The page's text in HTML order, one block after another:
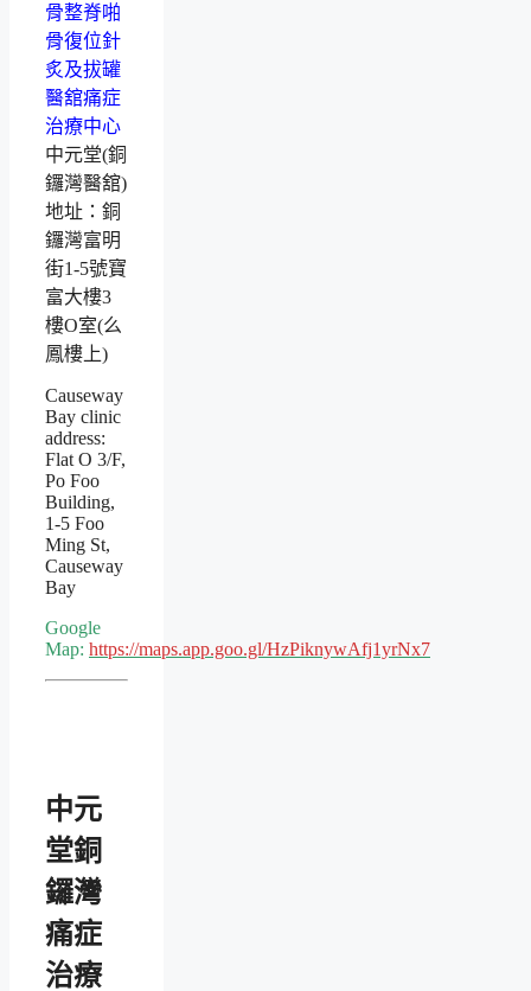
中元堂(銅
鑼灣醫舘)
地址：銅
鑼灣富明
街1-5號寶
富大樓3
樓O室(么
鳳樓上)
Causeway
Bay clinic
address:
Flat O 3/F,
Po Foo
Building,
1-5 Foo
Ming St,
Causeway
Bay
Google
Map: https://maps.app.goo.gl/HzPiknywAfj1yrNx7
中元
堂銅
鑼灣
痛症
治療